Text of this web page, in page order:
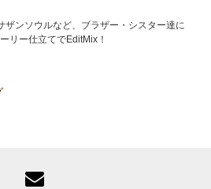
ザンソウルなど、ブラザー・シスター達に
リー仕立てでEditMix！